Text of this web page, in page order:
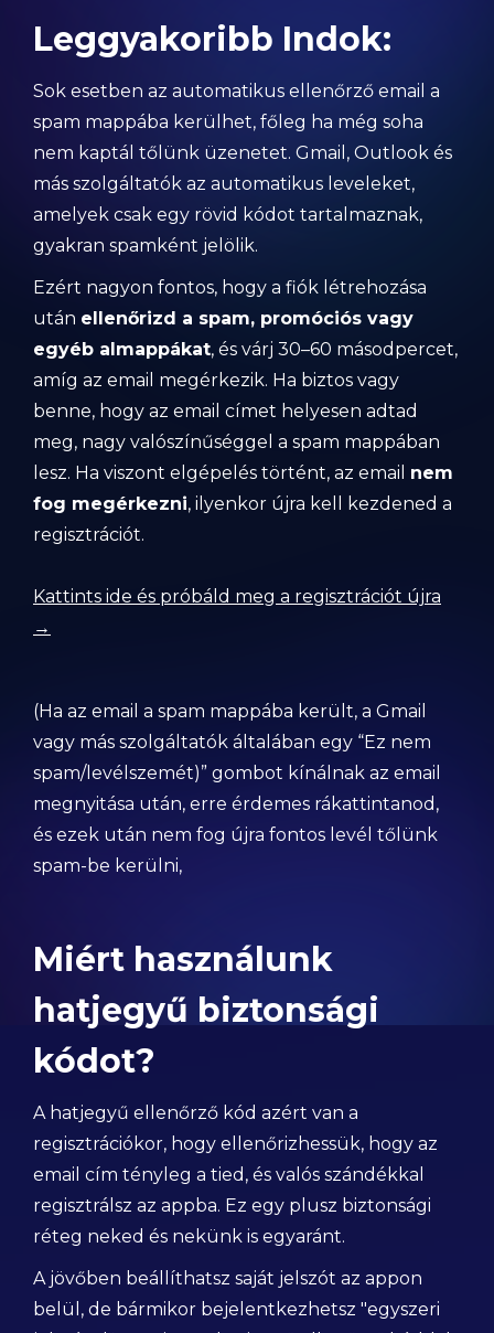
Leggyakoribb Indok:
Sok esetben az automatikus ellenőrző email a
spam mappába kerülhet, főleg ha még soha
nem kaptál tőlünk üzenetet. Gmail, Outlook és
más szolgáltatók az automatikus leveleket,
amelyek csak egy rövid kódot tartalmaznak,
gyakran spamként jelölik.
Ezért nagyon fontos, hogy a fiók létrehozása
után ellenőrizd a spam, promóciós vagy
egyéb almappákat, és várj 30–60 másodpercet,
amíg az email megérkezik. Ha biztos vagy
benne, hogy az email címet helyesen adtad
meg, nagy valószínűséggel a spam mappában
lesz. Ha viszont elgépelés történt, az email nem
fog megérkezni, ilyenkor újra kell kezdened a
regisztrációt.
Kattints ide és próbáld meg a regisztrációt újra
→
(Ha az email a spam mappába került, a Gmail
vagy más szolgáltatók általában egy “Ez nem
spam/levélszemét)” gombot kínálnak az email
megnyitása után, erre érdemes rákattintanod,
és ezek után nem fog újra fontos levél tőlünk
spam-be kerülni,
Miért használunk
hatjegyű biztonsági
kódot?
A hatjegyű ellenőrző kód azért van a
regisztrációkor, hogy ellenőrizhessük, hogy az
email cím tényleg a tied, és valós szándékkal
regisztrálsz az appba. Ez egy plusz biztonsági
réteg neked és nekünk is egyaránt.
A jövőben beállíthatsz saját jelszót az appon
belül, de bármikor bejelentkezhetsz "egyszeri